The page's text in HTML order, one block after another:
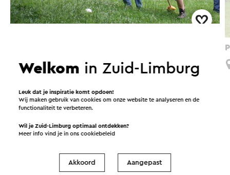
Bergdorpje Vijlen
Vijlen
Bed & Breakfasts Groepsaccommodaties
Welkom in Zuid-Limburg
Leuk dat je inspiratie komt opdoen!
Wij maken gebruik van cookies om onze website te analyseren en de
functionaliteit te verbeteren.
Wil je Zuid-Limburg optimaal ontdekken?
Meer info vind je in onscookiebeleid
Akkoord Aangepast